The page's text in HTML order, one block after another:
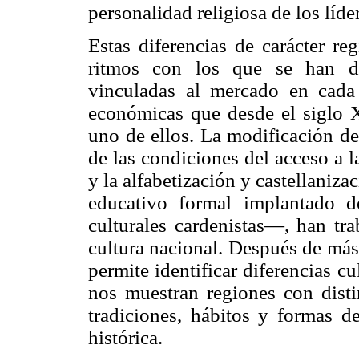
personalidad religiosa de los
Estas diferencias de carácter
ritmos con los que se han
vinculadas al mercado en
económicas que desde el siglo
uno de ellos. La modificación
de las condiciones del acceso a
y la alfabetización y
educativo formal implantado
culturales cardenistas—, han
cultura nacional. Después de
permite identificar diferencias
nos muestran regiones con
tradiciones, hábitos y formas
histórica.